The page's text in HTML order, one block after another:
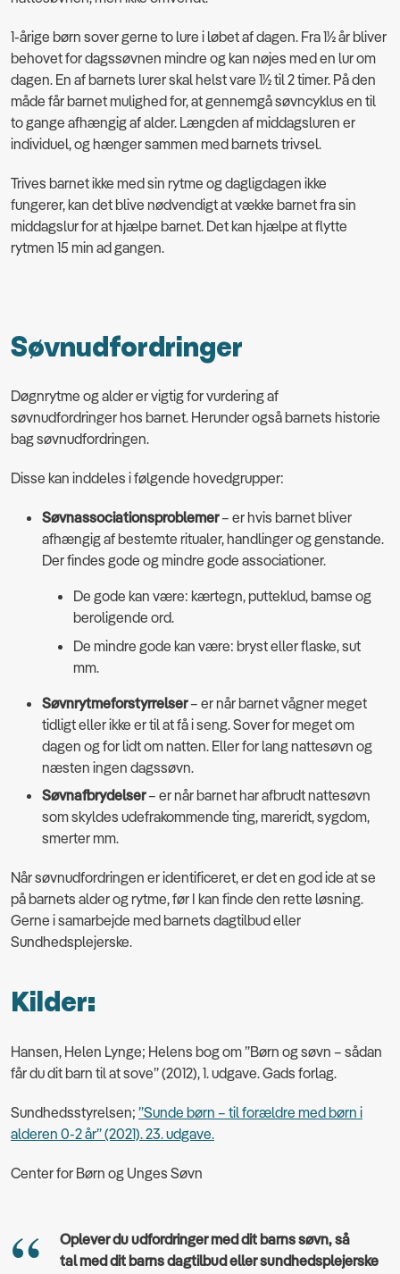
1-årige børn sover gerne to lure i løbet af dagen. Fra 1½ år bliver
behovet for dagssøvnen mindre og kan nøjes med en lur om
dagen. En af barnets lurer skal helst vare 1½ til 2 timer. På den
måde får barnet mulighed for, at gennemgå søvncyklus en til
to gange afhængig af alder. Længden af middagsluren er
individuel, og hænger sammen med barnets trivsel.
Trives barnet ikke med sin rytme og dagligdagen ikke
fungerer, kan det blive nødvendigt at vække barnet fra sin
middagslur for at hjælpe barnet. Det kan hjælpe at flytte
rytmen 15 min ad gangen.
Søvnudfordringer
Døgnrytme og alder er vigtig for vurdering af
søvnudfordringer hos barnet. Herunder også barnets historie
bag søvnudfordringen.
Disse kan inddeles i følgende hovedgrupper:
Søvnassociationsproblemer– er hvis barnet bliver
afhængig af bestemte ritualer, handlinger og genstande.
Der findes gode og mindre gode associationer.
De gode kan være: kærtegn, putteklud, bamse og
beroligende ord.
De mindre gode kan være: bryst eller flaske, sut
mm.
Søvnrytmeforstyrrelser– er når barnet vågner meget
tidligt eller ikke er til at få i seng. Sover for meget om
dagen og for lidt om natten. Eller for lang nattesøvn og
næsten ingen dagssøvn.
Søvnafbrydelser– er når barnet har afbrudt nattesøvn
som skyldes udefrakommende ting, mareridt, sygdom,
smerter mm.
Når søvnudfordringen er identificeret, er det en god ide at se
på barnets alder og rytme, før I kan finde den rette løsning.
Gerne i samarbejde med barnets dagtilbud eller
Sundhedsplejerske.
Kilder:
Hansen, Helen Lynge; Helens bog om ”Børn og søvn – sådan
får du dit barn til at sove” (2012), 1. udgave. Gads forlag.
Sundhedsstyrelsen; ”Sunde børn – til forældre med børn i
alderen 0-2 år” (2021). 23. udgave.
Center for Børn og Unges Søvn
Oplever du udfordringer med dit barns søvn, så
tal med dit barns dagtilbud eller sundhedsplejerske